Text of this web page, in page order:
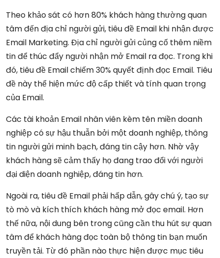
Theo khảo sát có hơn 80% khách hàng thường quan
tâm đến địa chỉ người gửi, tiêu đề Email khi nhận được
Email Marketing. Địa chỉ người gửi củng cố thêm niềm
tin để thúc đẩy người nhận mở Email ra đọc. Trong khi
đó, tiêu đề Email chiếm 30% quyết định đọc Email. Tiêu
đề này thể hiện mức độ cấp thiết và tính quan trọng
của Email.
Các tài khoản Email nhân viên kèm tên miền doanh
nghiệp có sự hậu thuẫn bởi một doanh nghiệp, thông
tin người gửi minh bạch, đáng tin cậy hơn. Nhờ vậy
khách hàng sẽ cảm thấy họ đang trao đổi với người
đại diện doanh nghiệp, đáng tin hơn.
Ngoài ra, tiêu đề Email phải hấp dẫn, gây chú ý, tạo sự
tò mò và kích thích khách hàng mở đọc email. Hơn
thế nữa, nội dung bên trong cũng cần thu hút sự quan
tâm để khách hàng đọc toàn bộ thông tin bạn muốn
truyền tải. Từ đó phần nào thực hiện được mục tiêu